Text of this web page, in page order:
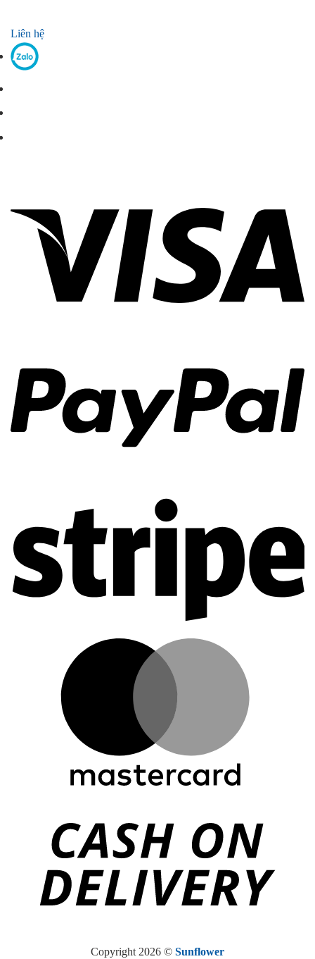
Liên hệ
Copyright 2026 © Sunflower